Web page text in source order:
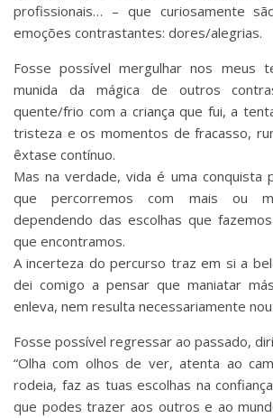
profissionais… – que curiosamente
emoções contrastantes: dores/alegrias.
Fosse possível mergulhar nos meus
munida da mágica de outros
quente/frio com a criança que fui, a
tristeza e os momentos de fracasso,
êxtase contínuo.
Mas na verdade, vida é uma conquista
que percorremos com mais ou
dependendo das escolhas que
que encontramos.
A incerteza do percurso traz em si a
dei comigo a pensar que maniatar
enleva, nem resulta necessariamente
Fosse possível regressar ao passado,
“Olha com olhos de ver, atenta ao
rodeia, faz as tuas escolhas na
que podes trazer aos outros e ao